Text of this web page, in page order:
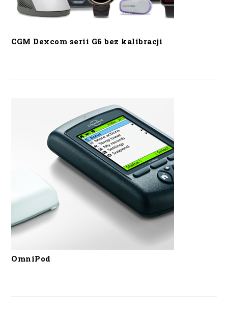
CGM Dexcom serii G6 bez kalibracji
OmniPod